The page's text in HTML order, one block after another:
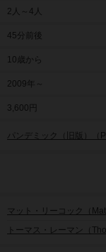
2人～4人
45分前後
10歳から
2009年～
3,600円
パンデミック（旧版）（
マット・リーコック（
トーマス・レーマン（